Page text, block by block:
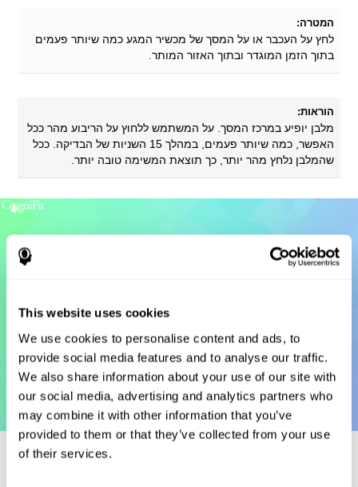
This website uses cookies
We use cookies to personalise content and ads, to
provide social media features and to analyse our traffic.
We also share information about your use of our site with
our social media, advertising and analytics partners who
may combine it with other information that you’ve
provided to them or that they’ve collected from your use
of their services.
המטרה:
לחץ על העכבר או על המסך של מכשיר המגע כמה שיותר פעמים
בתוך הזמן המוגדר ובתוך האזור המותר.
הוראות:
מלבן יופיע במרכז המסך. על המשתמש ללחוץ על הריבוע מהר ככל
האפשר, כמה שיותר פעמים, במהלך 15 השניות של הבדיקה. ככל
שהמלבן נלחץ מהר יותר, כך תוצאת המשימה טובה יותר.